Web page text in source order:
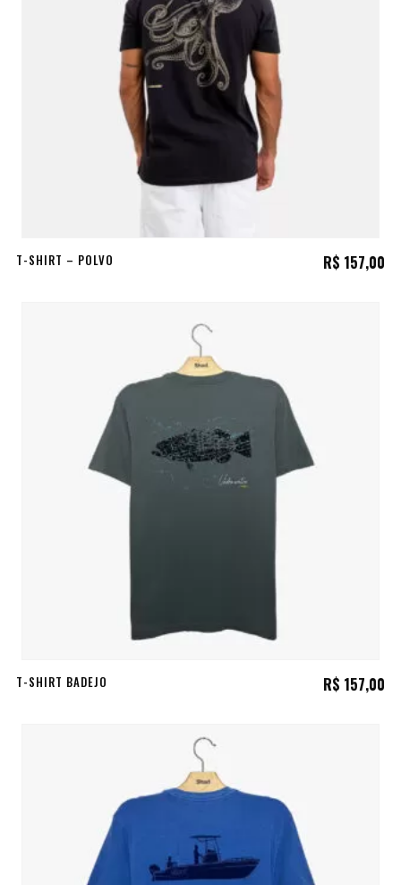
T-SHIRT – POLVO R$ 157,00
T-SHIRT BADEJO R$ 157,00